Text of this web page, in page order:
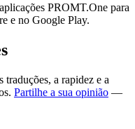
PROMT.One para
e no Google Play.
a rapidez e a
Partilhe a sua opinião —